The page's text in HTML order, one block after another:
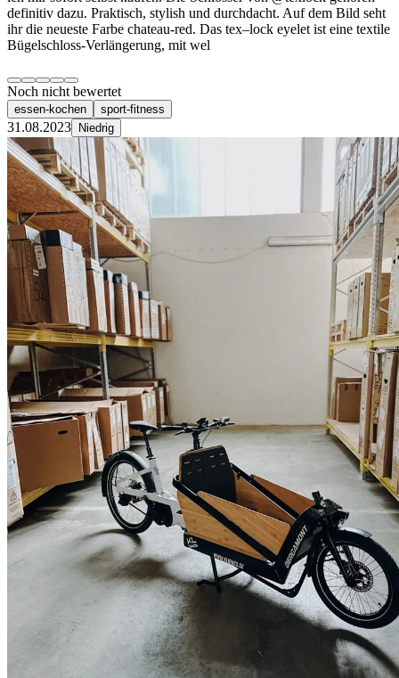
definitiv dazu. Praktisch, stylish und durchdacht. Auf dem Bild seht
ihr die neueste Farbe chateau-red. Das tex–lock eyelet ist eine textile
Bügelschloss-Verlängerung, mit wel
Noch nicht bewertet
essen-kochen sport-fitness
31.08.2023 Niedrig